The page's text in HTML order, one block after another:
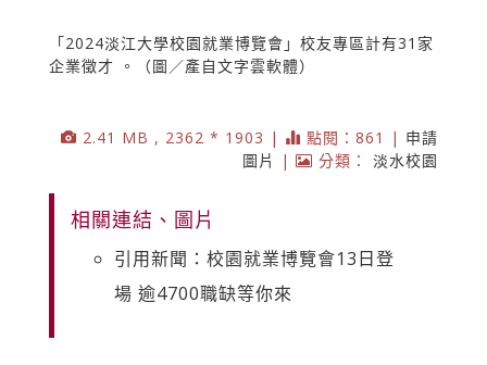
「2024淡江大學校園就業博覽會」校友專區計有31家
企業徵才 。（圖／產自文字雲軟體）
2.41 MB , 2362 * 1903 | 點閱：861 | 申請
圖片
| 分類： 淡水校園
相關連結、圖片
引用新聞：校園就業博覽會13日登
場 逾4700職缺等你來